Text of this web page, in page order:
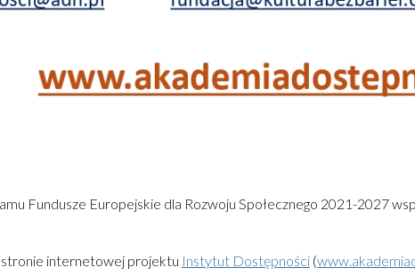
Fundusze Europejskie dla Rozwoju Społecznego 2021-2027
stronie internetowej projektu Instytut Dostępności (